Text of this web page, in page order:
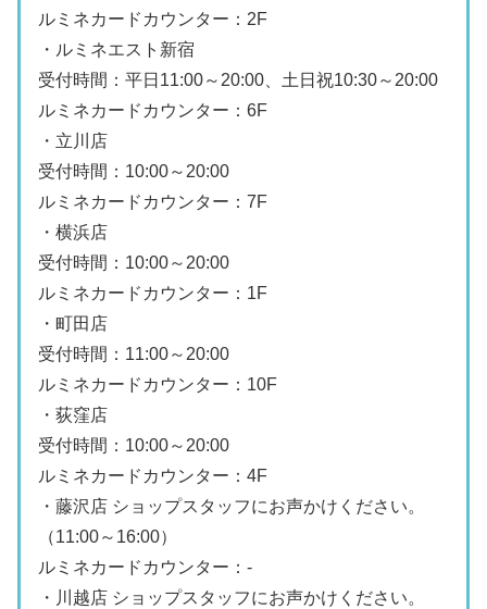
ルミネカードカウンター：2F
・ルミネエスト新宿
受付時間：平日11:00～20:00、土日祝10:30～20:00
ルミネカードカウンター：6F
・立川店
受付時間：10:00～20:00
ルミネカードカウンター：7F
・横浜店
受付時間：10:00～20:00
ルミネカードカウンター：1F
・町田店
受付時間：11:00～20:00
ルミネカードカウンター：10F
・荻窪店
受付時間：10:00～20:00
ルミネカードカウンター：4F
・藤沢店 ショップスタッフにお声かけください。
（11:00～16:00）
ルミネカードカウンター：-
・川越店 ショップスタッフにお声かけください。